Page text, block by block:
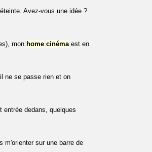
Avez-vous une idée ?
mon home cinémaest en
ne se passe rien et on
entrée dedans, quelques
m'orienter sur une barre de